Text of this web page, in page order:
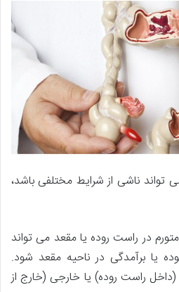
ناشی از شرایط مختلفی باشد،
در راست روده یا مقعد می تواند
یا برآمدگی در ناحیه مقعد شود.
(داخل راست روده) یا خارجی (خارج از